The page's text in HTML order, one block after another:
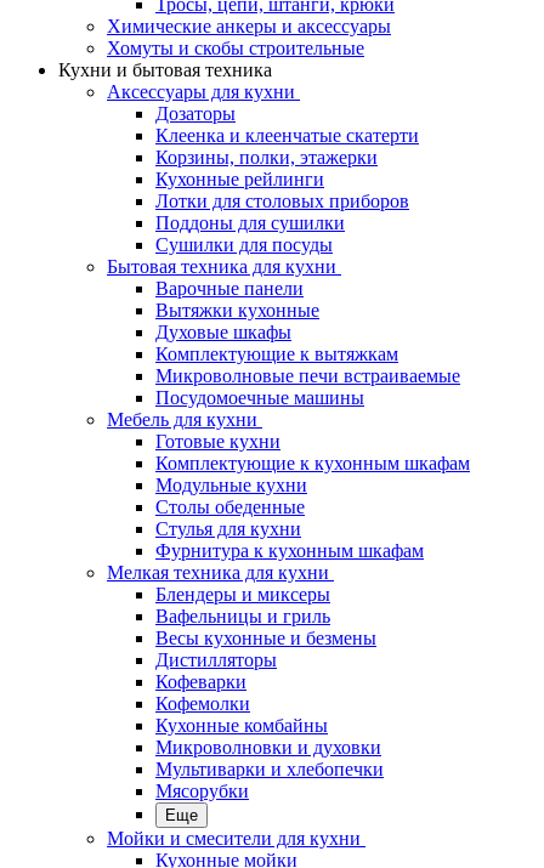
Химические анкеры и аксессуары
Хомуты и скобы строительные
Кухни и бытовая техника
Аксессуары для кухни
Дозаторы
Клеенка и клеенчатые скатерти
Корзины, полки, этажерки
Кухонные рейлинги
Лотки для столовых приборов
Поддоны для сушилки
Сушилки для посуды
Бытовая техника для кухни
Варочные панели
Вытяжки кухонные
Духовые шкафы
Комплектующие к вытяжкам
Микроволновые печи встраиваемые
Посудомоечные машины
Мебель для кухни
Готовые кухни
Комплектующие к кухонным шкафам
Модульные кухни
Столы обеденные
Стулья для кухни
Фурнитура к кухонным шкафам
Мелкая техника для кухни
Блендеры и миксеры
Вафельницы и гриль
Весы кухонные и безмены
Дистилляторы
Кофеварки
Кофемолки
Кухонные комбайны
Микроволновки и духовки
Мультиварки и хлебопечки
Мясорубки
Еще
Мойки и смесители для кухни
Кухонные мойки